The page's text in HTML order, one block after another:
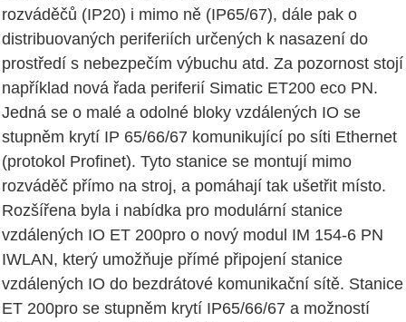
rozváděčů (IP20) i mimo ně (IP65/67), dále pak o
distribuovaných periferiích určených k nasazení do
prostředí s nebezpečím výbuchu atd. Za pozornost stojí
například nová řada periferií Simatic ET200 eco PN.
Jedná se o malé a odolné bloky vzdálených IO se
stupněm krytí IP 65/66/67 komunikující po síti Ethernet
(protokol Profinet). Tyto stanice se montují mimo
rozváděč přímo na stroj, a pomáhají tak ušetřit místo.
Rozšířena byla i nabídka pro modulární stanice
vzdálených IO ET 200pro o nový modul IM 154-6 PN
IWLAN, který umožňuje přímé připojení stanice
vzdálených IO do bezdrátové komunikační sítě. Stanice
ET 200pro se stupněm krytí IP65/66/67 a možností